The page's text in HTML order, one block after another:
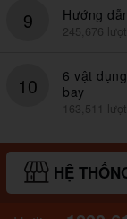
9 Hướng
245,676 lượt
10
6 vật
bay
163,511
HỆ